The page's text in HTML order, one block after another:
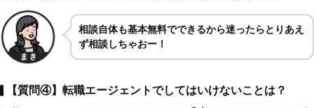
相談自体も基本無料でできるから迷ったらとりあえ
ず相談しちゃおー！
【質問④】転職エージェントでしてはいけないことは？